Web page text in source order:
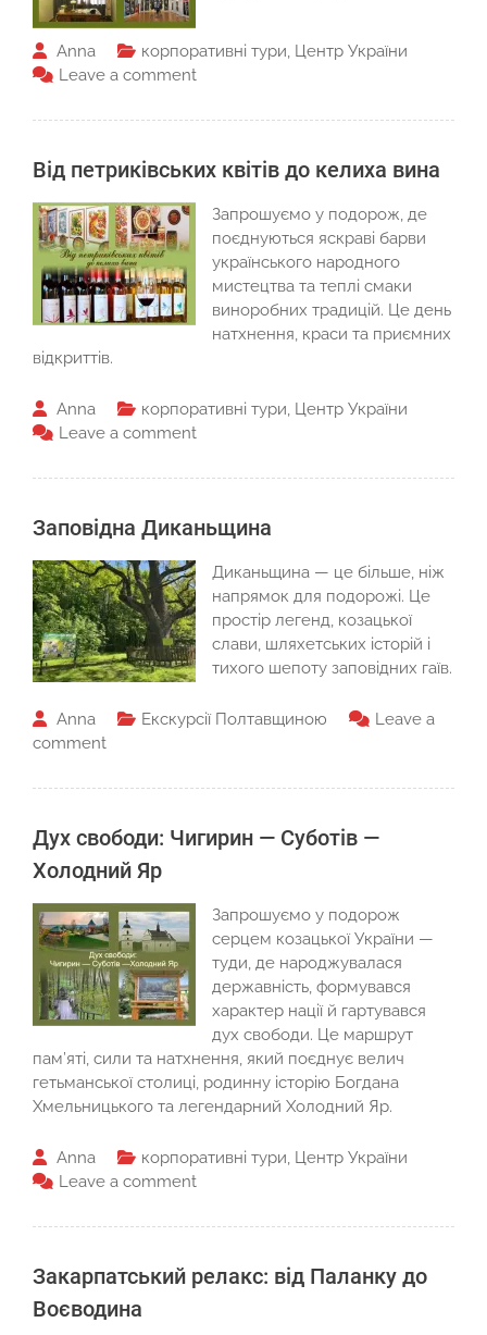
Anna корпоративні тури, Центр України
Leave a comment
Від петриківських квітів до келиха вина
Запрошуємо у подорож, де
поєднуються яскраві барви
українського народного
мистецтва та теплі смаки
виноробних традицій. Це день
натхнення, краси та приємних
відкриттів.
Anna корпоративні тури, Центр України
Leave a comment
Заповідна Диканьщина
Диканьщина — це більше, ніж
напрямок для подорожі. Це
простір легенд, козацької
слави, шляхетських історій і
тихого шепоту заповідних гаїв.
Anna Екскурсії Полтавщиною
Leave a
comment
Дух свободи: Чигирин — Суботів —
Холодний Яр
Запрошуємо у подорож
серцем козацької України —
туди, де народжувалася
державність, формувався
характер нації й гартувався
дух свободи. Це маршрут
пам’яті, сили та натхнення, який поєднує велич
гетьманської столиці, родинну історію Богдана
Хмельницького та легендарний Холодний Яр.
Anna корпоративні тури, Центр України
Leave a comment
Закарпатський релакс: від Паланку до
Воєводина